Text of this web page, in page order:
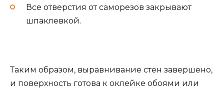
Все отверстия от саморезов закрывают
шпаклевкой.
Таким образом, выравнивание стен завершено,
и поверхность готова к оклейке обоями или